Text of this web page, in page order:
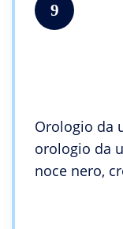
9
Orologio da
orologio da
noce nero,